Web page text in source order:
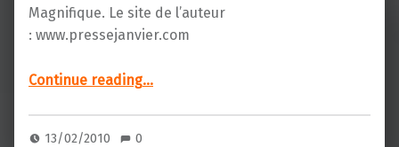
Magnifique. Le site de l’auteur
: www.pressejanvier.com
Continue reading…
13/02/2010 0